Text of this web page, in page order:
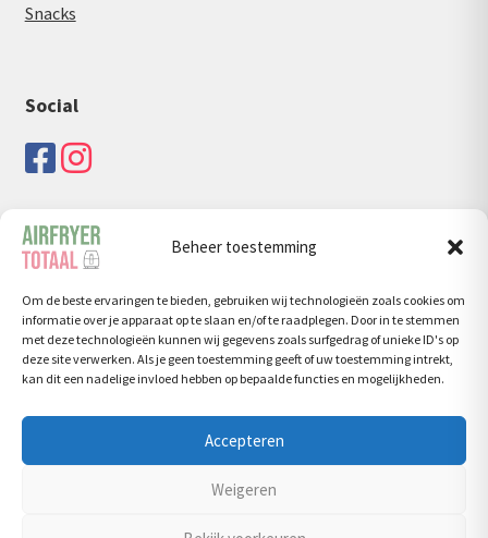
Beheer toestemming
Om de beste ervaringen te bieden, gebruiken wij technologieën zoals cookies om
informatie over je apparaat op te slaan en/of te raadplegen. Door in te stemmen
met deze technologieën kunnen wij gegevens zoals surfgedrag of unieke ID's op
deze site verwerken. Als je geen toestemming geeft of uw toestemming intrekt,
kan dit een nadelige invloed hebben op bepaalde functies en mogelijkheden.
Accepteren
Weigeren
Snacks
Social
Zoeken
Zoeken
naar:
Zoeken
© Airfryertotaal.nl 2026